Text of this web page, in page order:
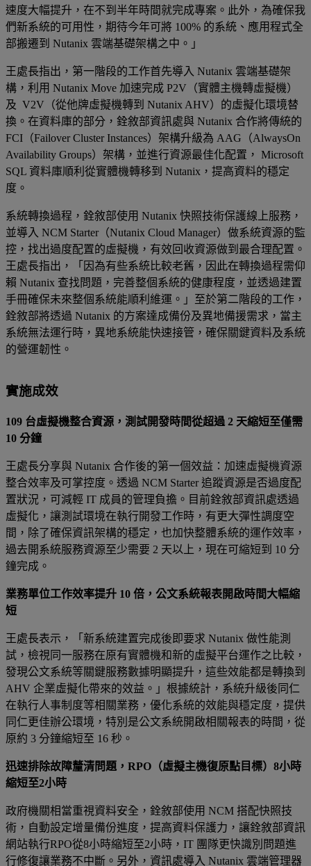
速度大幅提升，在不到半年時間就完成專案。此外，為確保我
們新系統的可用性，期待今年可將 100% 的系統、應用程式全
部搬遷到 Nutanix 雲端基礎架構之中。」
王處長指出，第一階段的工作首先導入 Nutanix 雲端基礎架
構，利用 Nutanix Move 加速完成 P2V（實體主機轉虛擬機）
及 V2V（從他牌虛擬機轉到 Nutanix AHV）的虛擬化環境替
換。在資料庫的部分，銓敘部資訊處與 Nutanix 合作將傳統的
FCI（Failover Cluster Instances）架構升級為 AAG（AlwaysOn
Availability Groups）架構，並進行資源最佳化配置， Microsoft
SQL 資料庫順利從實體機轉移到 Nutanix，提高資料的穩定
度。
系統轉換過程，銓敘部使用 Nutanix 快照技術保護線上服務，
並導入 NCM Starter（Nutanix Cloud Manager）做系統資源的監
控，找出過度配置的虛擬機，有效回收資源做到最合理配置。
王處長指出，「因為有些系統比較老舊，因此在轉換過程需仰
賴 Nutanix 查找問題，完善整個系統的健康程度，並透過建置
手冊確保未來整個系統能順利維運。」至於第二階段的工作，
銓敘部將透過 Nutanix 的方案達成備份及異地備援需求，當主
系統無法運行時，異地系統能快速接管，確保關鍵資料及系統
的營運韌性。
實施成效
109 台虛擬機整合資源，測試開發時間從超過 2 天縮短至僅需
10 分鐘
王處長分享與 Nutanix 合作後的第一個效益：加速虛擬機資源
整合效率及可掌控度。透過 NCM Starter 追蹤資源是否過度配
置狀況，可減輕 IT 成員的管理負擔。目前銓敘部資訊處透過
虛擬化，讓測試環境在執行開發工作時，有更大彈性調度空
間，除了確保資訊架構的穩定，也加快整體系統的運作效率，
過去開系統服務資源至少需要 2 天以上，現在可縮短到 10 分
鐘完成。
業務單位工作效率提升 10 倍，公文系統報表開啟時間大幅縮
短
王處長表示，「新系統建置完成後即要求 Nutanix 做性能測
試，檢視同一服務在原有實體機和新的虛擬平台運作之比較，
發現公文系統等關鍵服務數據明顯提升，這些效能都是轉換到
AHV 企業虛擬化帶來的效益。」根據統計，系統升級後同仁
在執行人事制度等相關業務，優化系統的效能與穩定度，提供
同仁更佳辦公環境，特別是公文系統開啟相關報表的時間，從
原約 3 分鐘縮短至 16 秒。
迅速排除故障釐清問題，RPO（虛擬主機復原點目標）8小時
縮短至2小時
政府機關相當重視資料安全，銓敘部使用 NCM 搭配快照技
術，自動設定增量備份進度，提高資料保護力，讓銓敘部資訊
網站執行RPO從8小時縮短至2小時，IT 團隊更快識別問題進
行修復讓業務不中斷。另外，資訊處導入 Nutanix 雲端管理器